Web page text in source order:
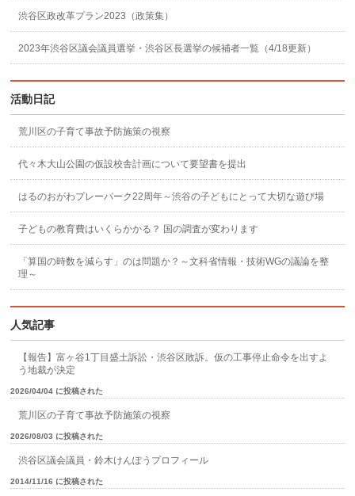
渋谷区政改革プラン2023（政策集）
2023年渋谷区議会議員選挙・渋谷区長選挙の候補者一覧（4/18更新）
活動日記
荒川区の子育て事故予防施策の視察
代々木大山公園の仮設校舎計画について要望書を提出
はるのおがわプレーパーク22周年～渋谷の子どもにとって大切な遊び場
子どもの教育費はいくらかかる？ 国の調査が変わります
「算国の時数を減らす」のは問題か？～文科省情報・技術WGの議論を整
理～
人気記事
【報告】富ヶ谷1丁目盛土訴訟・渋谷区敗訴。仮の工事停止命令を出すよ
う地裁が決定
2026/04/04 に投稿された
荒川区の子育て事故予防施策の視察
2026/08/03 に投稿された
渋谷区議会議員・鈴木けんぽうプロフィール
2014/11/16 に投稿された